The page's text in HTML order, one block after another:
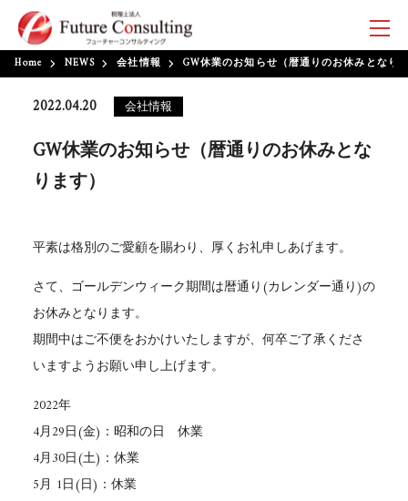
Home NEWS 会社情報 GW休業のお知らせ（暦通りのお休みとなり
2022.04.20 会社情報
GW休業のお知らせ（暦通りのお休みとな
ります）
平素は格別のご愛顧を賜わり、厚くお礼申しあげます。
さて、ゴールデンウィーク期間は暦通り(カレンダー通り)の
お休みとなります。
期間中はご不便をおかけいたしますが、何卒ご了承くださ
いますようお願い申し上げます。
2022年
4月29日(金)：昭和の日 休業
4月30日(土)：休業
5月 1日(日)：休業